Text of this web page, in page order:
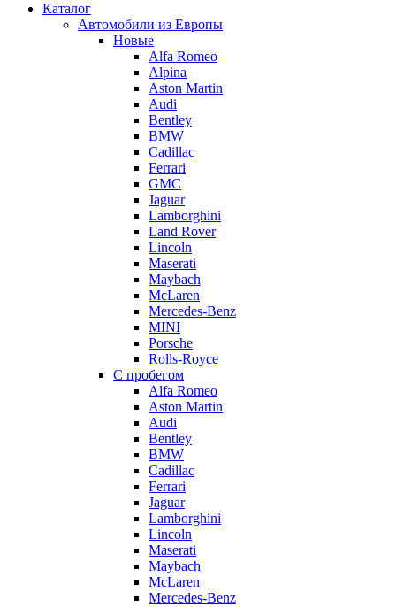
Каталог
Автомобили из Европы
Новые
Alfa Romeo
Alpina
Aston Martin
Audi
Bentley
BMW
Cadillac
Ferrari
GMC
Jaguar
Lamborghini
Land Rover
Lincoln
Maserati
Maybach
McLaren
Mercedes-Benz
MINI
Porsche
Rolls-Royce
С пробегом
Alfa Romeo
Aston Martin
Audi
Bentley
BMW
Cadillac
Ferrari
Jaguar
Lamborghini
Lincoln
Maserati
Maybach
McLaren
Mercedes-Benz